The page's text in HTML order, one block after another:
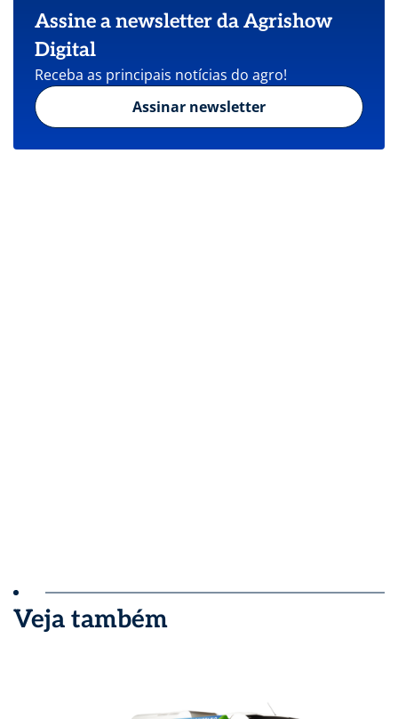
Assine a newsletter da Agrishow
Digital
Receba as principais notícias do agro!
Assinar newsletter
Veja também